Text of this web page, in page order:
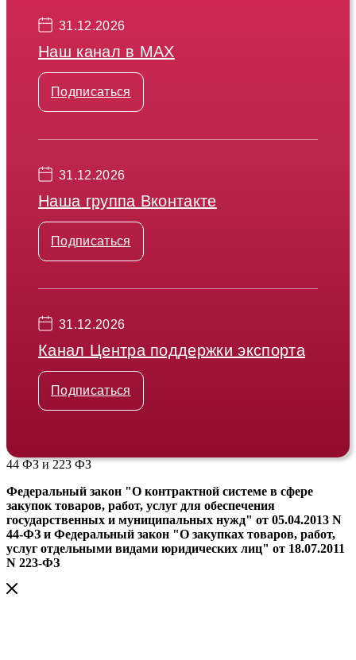
31.12.2026
Наш канал в МАХ
Подписаться
31.12.2026
Наша группа Вконтакте
Подписаться
31.12.2026
Канал Центра поддержки экспорта
Подписаться
44 ФЗ и 223 ФЗ
Федеральный закон "О контрактной системе в сфере
закупок товаров, работ, услуг для обеспечения
государственных и муниципальных нужд" от 05.04.2013 N
44-ФЗ и Федеральный закон "О закупках товаров, работ,
услуг отдельными видами юридических лиц" от 18.07.2011
N 223-ФЗ